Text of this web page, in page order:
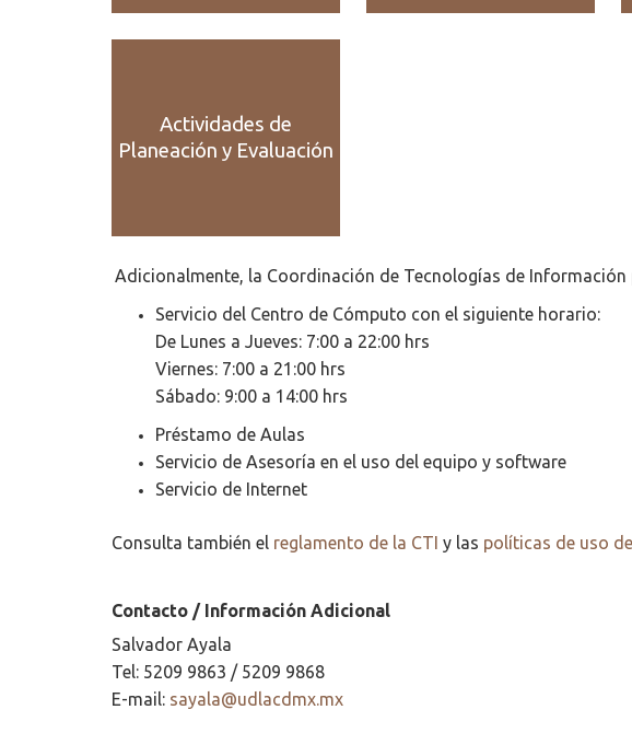
Actividades de
Planeación y Evaluación
Adicionalmente, la Coordinación de Tecnologías de
Servicio del Centro de Cómputo con el siguiente horario:
De Lunes a Jueves: 7:00 a 22:00 hrs
Viernes: 7:00 a 21:00 hrs
Sábado: 9:00 a 14:00 hrs
Préstamo de Aulas
Servicio de Asesoría en el uso del equipo y software
Servicio de Internet
Consulta también el reglamento de la CTI y las políticas de uso
Contacto / Información Adicional
Salvador Ayala
Tel: 5209 9863 / 5209 9868
E-mail: sayala@udlacdmx.mx